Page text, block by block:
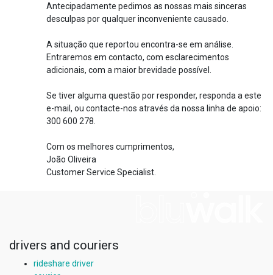
Antecipadamente pedimos as nossas mais sinceras
desculpas por qualquer inconveniente causado.
A situação que reportou encontra-se em análise.
Entraremos em contacto, com esclarecimentos
adicionais, com a maior brevidade possível.
Se tiver alguma questão por responder, responda a este
e-mail, ou contacte-nos através da nossa linha de apoio:
300 600 278.
Com os melhores cumprimentos,
João Oliveira
Customer Service Specialist.
drivers and couriers
rideshare driver